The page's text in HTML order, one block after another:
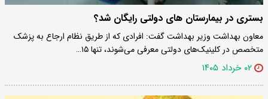
بستری در بیمارستان های دولتی رایگان شد؟
معاون بهداشت وزیر بهداشت گفت: افرادی که از طریق نظام ارجاع به پزشک
متخصص در کلینیک‌های دولتی معرفی می‌شوند، تنها ۱۵…
۰۲ خرداد ۱۴۰۵